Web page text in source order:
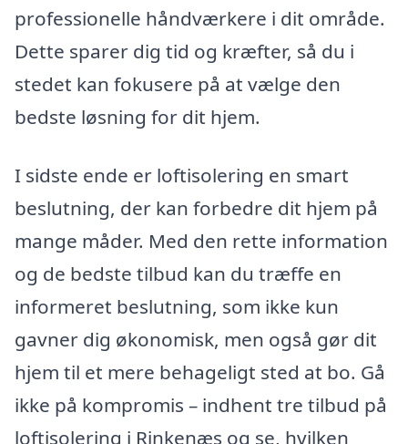
professionelle håndværkere i dit område.
Dette sparer dig tid og kræfter, så du i
stedet kan fokusere på at vælge den
bedste løsning for dit hjem.
I sidste ende er loftisolering en smart
beslutning, der kan forbedre dit hjem på
mange måder. Med den rette information
og de bedste tilbud kan du træffe en
informeret beslutning, som ikke kun
gavner dig økonomisk, men også gør dit
hjem til et mere behageligt sted at bo. Gå
ikke på kompromis – indhent tre tilbud på
loftisolering i Rinkenæs og se, hvilken